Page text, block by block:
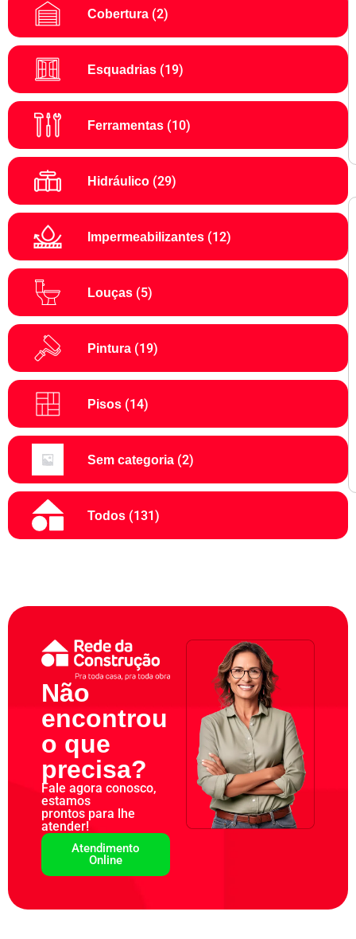
Cobertura (2)
Esquadrias (19)
Ferramentas (10)
Hidráulico (29)
Impermeabilizantes (12)
Louças (5)
Pintura (19)
Pisos (14)
Sem categoria (2)
Todos (131)
Não
encontrou
o que
precisa?
Fale agora conosco,
estamos
prontos para lhe
atender!
Atendimento
Online